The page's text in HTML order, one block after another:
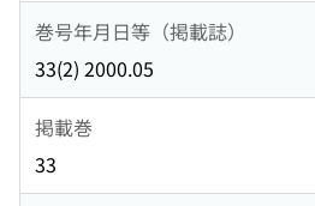
巻号年月日等（掲載誌）
33(2) 2000.05
掲載巻
33